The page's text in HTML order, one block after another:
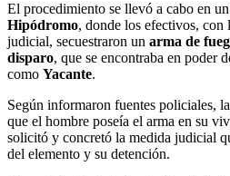
El procedimiento se llevó a cabo en
Hipódromo, donde los efectivos, con
judicial, secuestraron un arma de
disparo, que se encontraba en poder
como Yacante.
Según informaron fuentes policiales,
que el hombre poseía el arma en su
solicitó y concretó la medida judicial
del elemento y su detención.